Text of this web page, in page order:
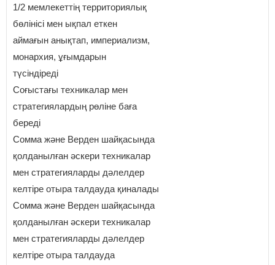
1/2 мемлекеттің территориялық
бөлінісі мен ықпал еткен
аймағын анықтап, империализм,
монархия, ұғымдарын
түсіндіреді
Соғыстағы техникалар мен
стратегиялардың рөліне баға
береді
Сомма және Верден шайқасында
қолданылған әскери техникалар
мен стратегияларды дәлелдер
келтіре отыра талдауда қиналады
Сомма және Верден шайқасында
қолданылған әскери техникалар
мен стратегияларды дәлелдер
келтіре отыра талдауда